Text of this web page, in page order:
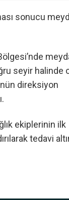
sonucu
seyir halinde
direksiyon
ekiplerinin ilk
tedavi